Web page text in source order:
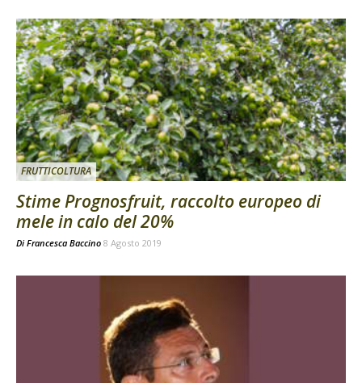
FRUTTICOLTURA
Stime Prognosfruit, raccolto europeo di
mele in calo del 20%
Di Francesca Baccino 8 Agosto 2019